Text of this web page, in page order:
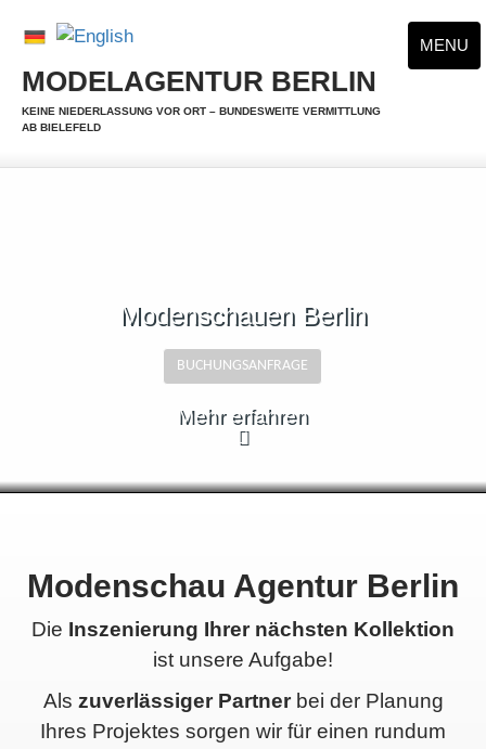
MENU
MODELAGENTUR BERLIN
KEINE NIEDERLASSUNG VOR ORT – BUNDESWEITE VERMITTLUNG
AB BIELEFELD
Modenschauen Berlin
BUCHUNGSANFRAGE
Mehr erfahren
Modenschau Agentur Berlin
Die Inszenierung Ihrer nächsten Kollektion
ist unsere Aufgabe!
Als zuverlässiger Partnerbei der Planung
Ihres Projektes sorgen wir für einen rundum